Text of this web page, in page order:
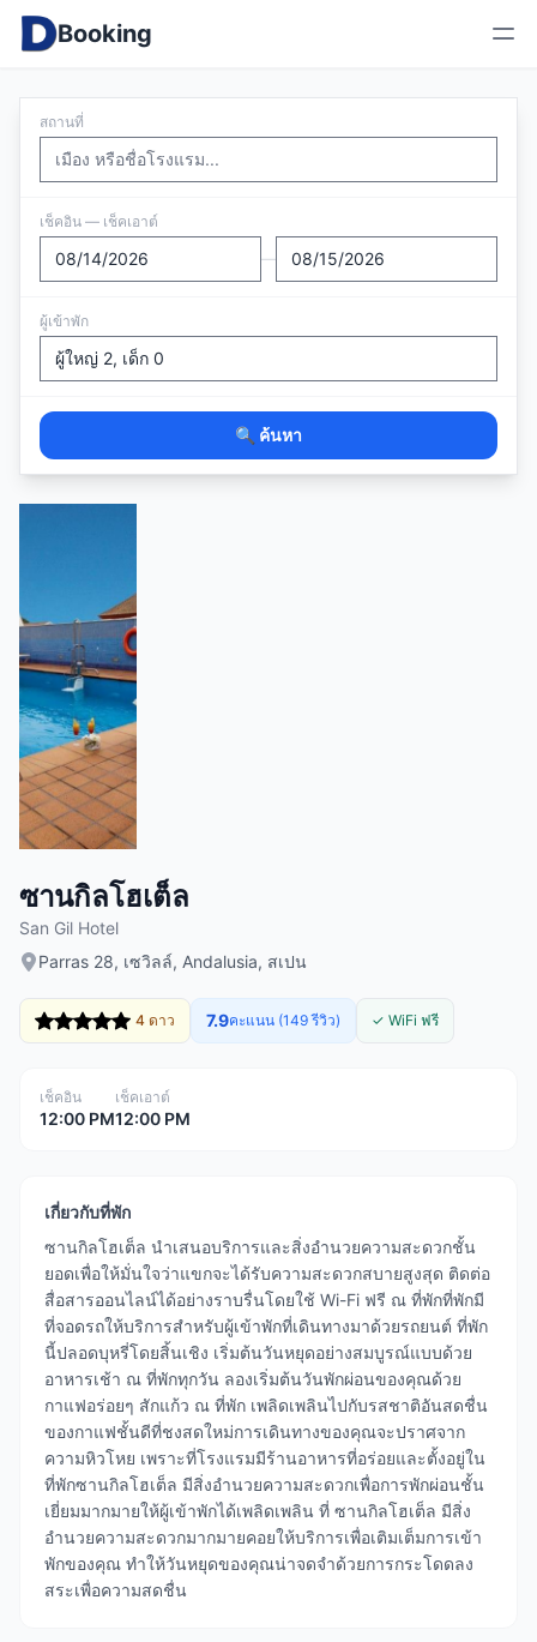
Booking
สถานที่
เช็คอิน — เช็คเอาต์
—
ผู้เข้าพัก
🔍 ค้นหา
ซานกิลโฮเต็ล
San Gil Hotel
Parras 28, เซวิลล์, Andalusia, สเปน
4 ดาว 7.9คะแนน (149 รีวิว) ✓ WiFi ฟรี
เช็คอิน
12:00 PM
เช็คเอาต์
12:00 PM
เกี่ยวกับที่พัก
ซานกิลโฮเต็ล นำเสนอบริการและสิ่งอำนวยความสะดวกชั้น
ยอดเพื่อให้มั่นใจว่าแขกจะได้รับความสะดวกสบายสูงสุด ติดต่อ
สื่อสารออนไลน์ได้อย่างราบรื่นโดยใช้ Wi-Fi ฟรี ณ ที่พักที่พักมี
ที่จอดรถให้บริการสำหรับผู้เข้าพักที่เดินทางมาด้วยรถยนต์ ที่พัก
นี้ปลอดบุหรี่โดยสิ้นเชิง เริ่มต้นวันหยุดอย่างสมบูรณ์แบบด้วย
อาหารเช้า ณ ที่พักทุกวัน ลองเริ่มต้นวันพักผ่อนของคุณด้วย
กาแฟอร่อยๆ สักแก้ว ณ ที่พัก เพลิดเพลินไปกับรสชาติอันสดชื่น
ของกาแฟชั้นดีที่ชงสดใหม่การเดินทางของคุณจะปราศจาก
ความหิวโหย เพราะที่โรงแรมมีร้านอาหารที่อร่อยและตั้งอยู่ใน
ที่พักซานกิลโฮเต็ล มีสิ่งอำนวยความสะดวกเพื่อการพักผ่อนชั้น
เยี่ยมมากมายให้ผู้เข้าพักได้เพลิดเพลิน ที่ ซานกิลโฮเต็ล มีสิ่ง
อำนวยความสะดวกมากมายคอยให้บริการเพื่อเติมเต็มการเข้า
พักของคุณ ทำให้วันหยุดของคุณน่าจดจำด้วยการกระโดดลง
สระเพื่อความสดชื่น